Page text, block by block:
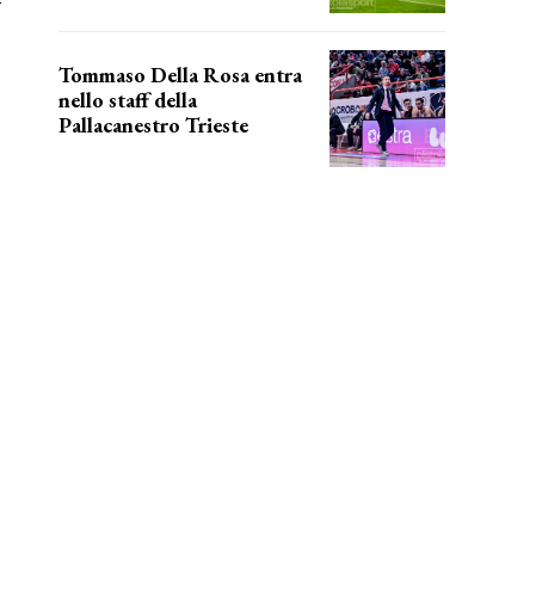
Tommaso Della Rosa entra
nello staff della
Pallacanestro Trieste